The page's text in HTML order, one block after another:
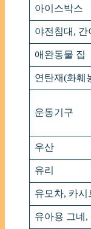
아이스박스
야전침대, 간
애완동물 집
연탄재(화훼
운동기구
우산
유리
유모차, 카시
유아용 그네,